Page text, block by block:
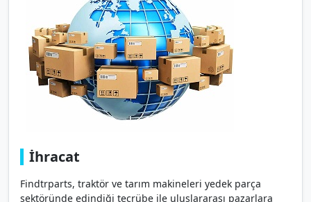
İhracat
Findtrparts, traktör ve tarım makineleri yedek parça
sektöründe edindiği tecrübe ile uluslararası pazarlara